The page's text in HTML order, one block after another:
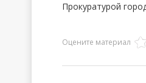
Прокуратурой
Оцените материал